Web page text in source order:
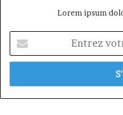
Lorem ipsum
votre
adresse